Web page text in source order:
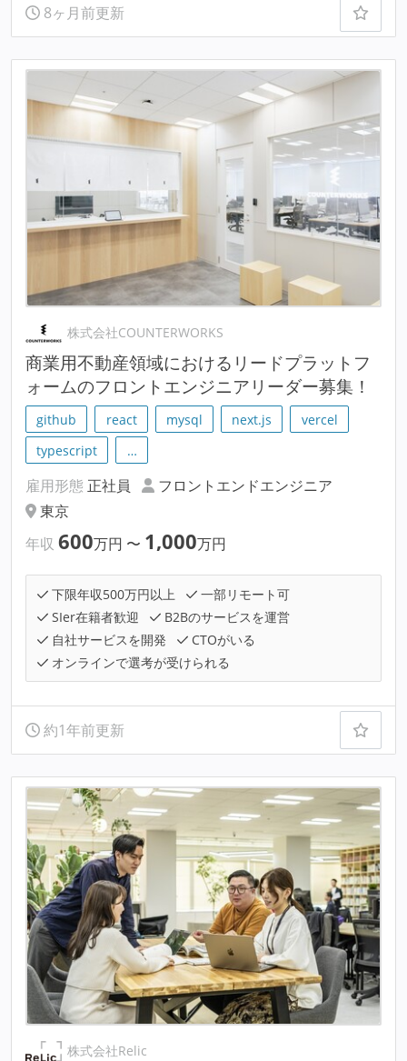
8ヶ月前更新
株式会社COUNTERWORKS
商業用不動産領域におけるリードプラットフ
ォームのフロントエンジニアリーダー募集！
github react mysql next.js
vercel
typescript
…
雇用形態 正社員
フロントエンドエンジニア
東京
年収 600万円 〜 1,000万円
下限年収500万円以上
一部リモート可
SIer在籍者歓迎
B2Bのサービスを運営
自社サービスを開発
CTOがいる
オンラインで選考が受けられる
約1年前更新
株式会社Relic